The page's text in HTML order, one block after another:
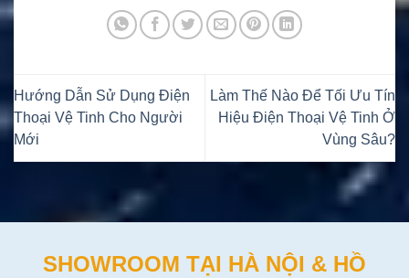
Hướng Dẫn Sử Dụng Điện
Thoại Vệ Tinh Cho Người
Mới
Làm Thế Nào Để Tối Ưu Tín
Hiệu Điện Thoại Vệ Tinh Ở
Vùng Sâu?
SHOWROOM TẠI HÀ NỘI & HỒ